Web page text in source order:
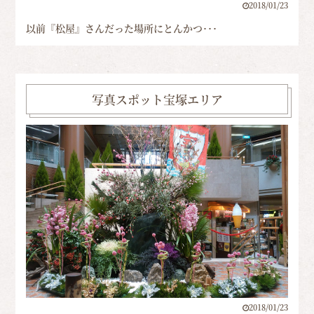
2018/01/23
以前『松屋』さんだった場所にとんかつ･･･
写真スポット宝塚エリア
2018/01/23